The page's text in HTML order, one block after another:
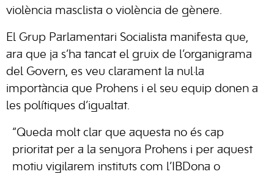
violència masclista o violència de gènere.
El Grup Parlamentari Socialista manifesta que,
ara que ja s’ha tancat el gruix de l’organigrama
del Govern, es veu clarament la nul·la
importància que Prohens i el seu equip donen a
les polítiques d’igualtat.
“Queda molt clar que aquesta no és cap
prioritat per a la senyora Prohens i per aquest
motiu vigilarem instituts com l’IBDona o